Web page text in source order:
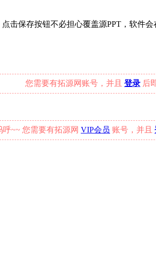
击保存按钮不必担心覆盖源PPT，软件
您需要有拓源网账号，并且 登录 后
呼~~ 您需要有拓源网 VIP会员 账号，并且